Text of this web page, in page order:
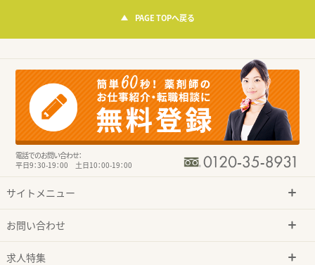
PAGE TOPへ戻る
電話でのお問い合わせ：
平日9：30-19：00 土日10：00-19：00
サイトメニュー
お問い合わせ
求人特集